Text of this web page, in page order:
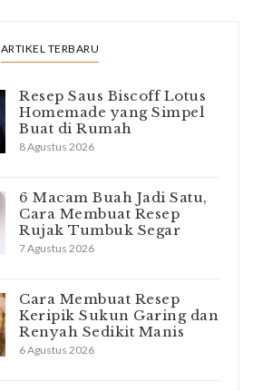
ARTIKEL TERBARU
Resep Saus Biscoff Lotus
Homemade yang Simpel
Buat di Rumah
8 Agustus 2026
6 Macam Buah Jadi Satu,
Cara Membuat Resep
Rujak Tumbuk Segar
7 Agustus 2026
Cara Membuat Resep
Keripik Sukun Garing dan
Renyah Sedikit Manis
6 Agustus 2026